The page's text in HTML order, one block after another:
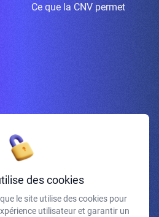
Ce que la CNV permet
à la newsletter
des cookies
le site utilise des cookies pour
utilisateur et garantir un